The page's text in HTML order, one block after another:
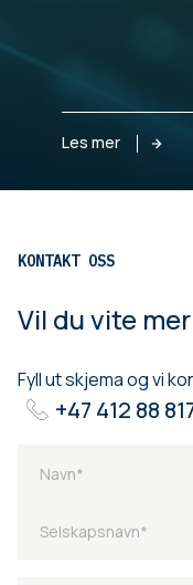
Les mer
KONTAKT OSS
Vil du vite
Fyll ut skjema og vi
+47 412 88